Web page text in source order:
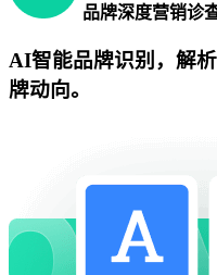
品牌深度营销诊
AI智能品牌识别，解
牌动向。